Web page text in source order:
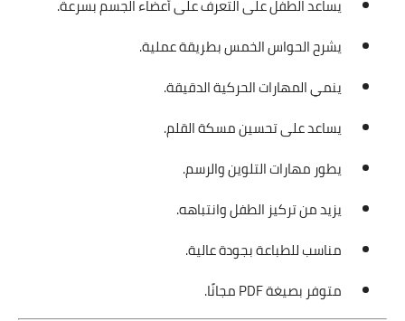
يساعد الطفل على التعرف على أعضاء الجسم بسرعة.
يشرح الحواس الخمس بطريقة عملية.
ينمي المهارات الحركية الدقيقة.
يساعد على تحسين مسكة القلم.
يطور مهارات التلوين والرسم.
يزيد من تركيز الطفل وانتباهه.
مناسب للطباعة بجودة عالية.
متوفر بصيغة PDF مجانًا.